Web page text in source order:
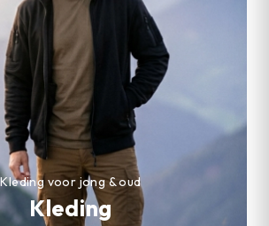
Kleding
Kleding voor jong & oud